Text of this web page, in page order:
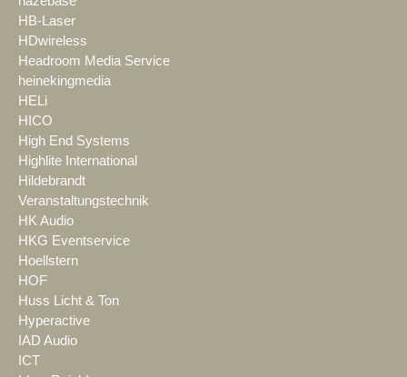
HB-Laser
HDwireless
Headroom Media Service
heinekingmedia
HELi
HICO
High End Systems
Highlite International
Hildebrandt
Veranstaltungstechnik
HK Audio
HKG Eventservice
Hoellstern
HOF
Huss Licht & Ton
Hyperactive
IAD Audio
ICT